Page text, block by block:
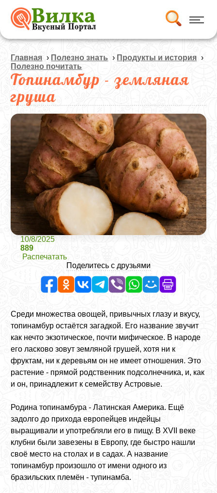
Главная › Полезно знать › Продукты и история ›
Полезно почитать
Топинамбур - земляная
груша
10/8/2025
889
Распечатать
Поделитесь с друзьями
Среди множества овощей, привычных глазу и вкусу,
топинамбур остаётся загадкой. Его название звучит
как нечто экзотическое, почти мифическое. В народе
его ласково зовут земляной грушей, хотя ни к
фруктам, ни к деревьям он не имеет отношения. Это
растение - прямой родственник подсолнечника, и, как
и он, принадлежит к семейству Астровые.
Родина топинамбура - Латинская Америка. Ещё
задолго до прихода европейцев индейцы
выращивали и употребляли его в пищу. В XVII веке
клубни были завезены в Европу, где быстро нашли
своё место на столах и в садах. А название
топинамбур произошло от имени одного из
бразильских племён - тупинамба.